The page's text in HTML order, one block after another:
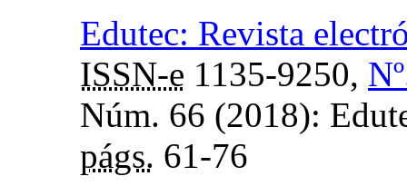
Edutec: Revista
ISSN-e 1135-9250,
Núm. 66 (2018):
págs. 61-76